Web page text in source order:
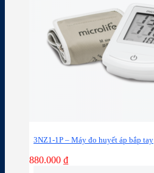
3NZ1-1P – Máy đo huyết áp bắp tay
880.000 ₫